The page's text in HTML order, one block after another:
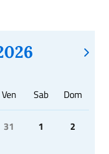
Ven Sab Dom
31 1 2